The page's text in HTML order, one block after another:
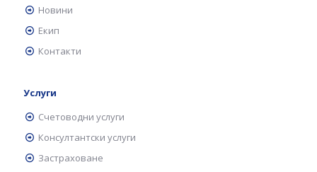
Новини
Екип
Контакти
Услуги
Счетоводни услуги
Консултантски услуги
Застраховане